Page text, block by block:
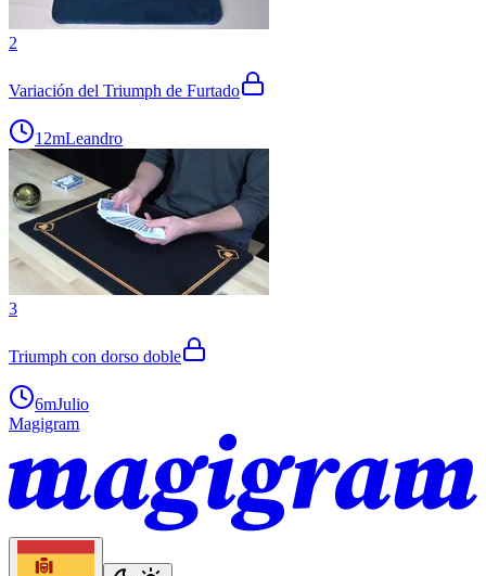
2
Variación del Triumph de Furtado
12mLeandro
3
Triumph con dorso doble
6mJulio
Magigram